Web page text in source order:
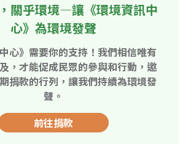
關乎環境—讓《環境資訊中
心》為環境發聲
心》需要你的支持！我們相信唯有
，才能促成民眾的參與和行動，邀
捐款的行列，讓我們持續為環境發
聲。
前往捐款